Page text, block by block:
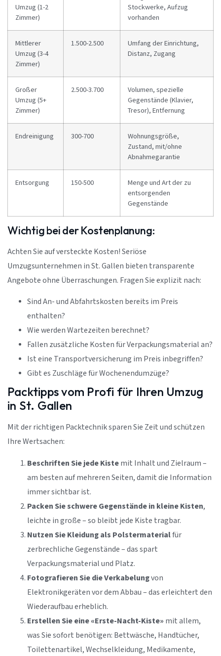
Umzug (1-2
Zimmer)
Stockwerke, Aufzug
vorhanden
Mittlerer
Umzug (3-4
Zimmer)
1.500-2.500
Umfang der Einrichtung,
Distanz, Zugang
Großer
Umzug (5+
Zimmer)
2.500-3.700
Volumen, spezielle
Gegenstände (Klavier,
Tresor), Entfernung
Endreinigung 300-700
Wohnungsgröße,
Zustand, mit/ohne
Abnahmegarantie
Entsorgung 150-500
Menge und Art der zu
entsorgenden
Gegenstände
Wichtig bei der Kostenplanung:
Achten Sie auf versteckte Kosten! Seriöse
Umzugsunternehmen in St. Gallen bieten transparente
Angebote ohne Überraschungen. Fragen Sie explizit nach:
Sind An- und Abfahrtskosten bereits im Preis
enthalten?
Wie werden Wartezeiten berechnet?
Fallen zusätzliche Kosten für Verpackungsmaterial an?
Ist eine Transportversicherung im Preis inbegriffen?
Gibt es Zuschläge für Wochenendumzüge?
Packtipps vom Profi für Ihren Umzug
in St. Gallen
Mit der richtigen Packtechnik sparen Sie Zeit und schützen
Ihre Wertsachen:
Beschriften Sie jede Kistemit Inhalt und Zielraum –
am besten auf mehreren Seiten, damit die Information
immer sichtbar ist.
Packen Sie schwere Gegenstände in kleine Kisten,
leichte in große – so bleibt jede Kiste tragbar.
Nutzen Sie Kleidung als Polstermaterialfür
zerbrechliche Gegenstände – das spart
Verpackungsmaterial und Platz.
Fotografieren Sie die Verkabelungvon
Elektronikgeräten vor dem Abbau – das erleichtert den
Wiederaufbau erheblich.
Erstellen Sie eine «Erste-Nacht-Kiste» mit allem,
was Sie sofort benötigen: Bettwäsche, Handtücher,
Toilettenartikel, Wechselkleidung, Medikamente,